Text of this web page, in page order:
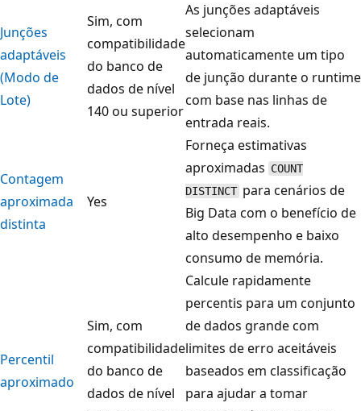
Junções
adaptáveis
(Modo de
Lote)
Sim, com
compatibilidade
do banco de
dados de nível
140 ou superior
As junções adaptáveis
selecionam
automaticamente um tipo
de junção durante o runtime
com base nas linhas de
entrada reais.
Contagem
aproximada
distinta
Yes
Forneça estimativas
aproximadas COUNT
DISTINCT para cenários de
Big Data com o benefício de
alto desempenho e baixo
consumo de memória.
Percentil
aproximado
Sim, com
compatibilidade
do banco de
dados de nível
Calcule rapidamente
percentis para um conjunto
de dados grande com
limites de erro aceitáveis
baseados em classificação
para ajudar a tomar